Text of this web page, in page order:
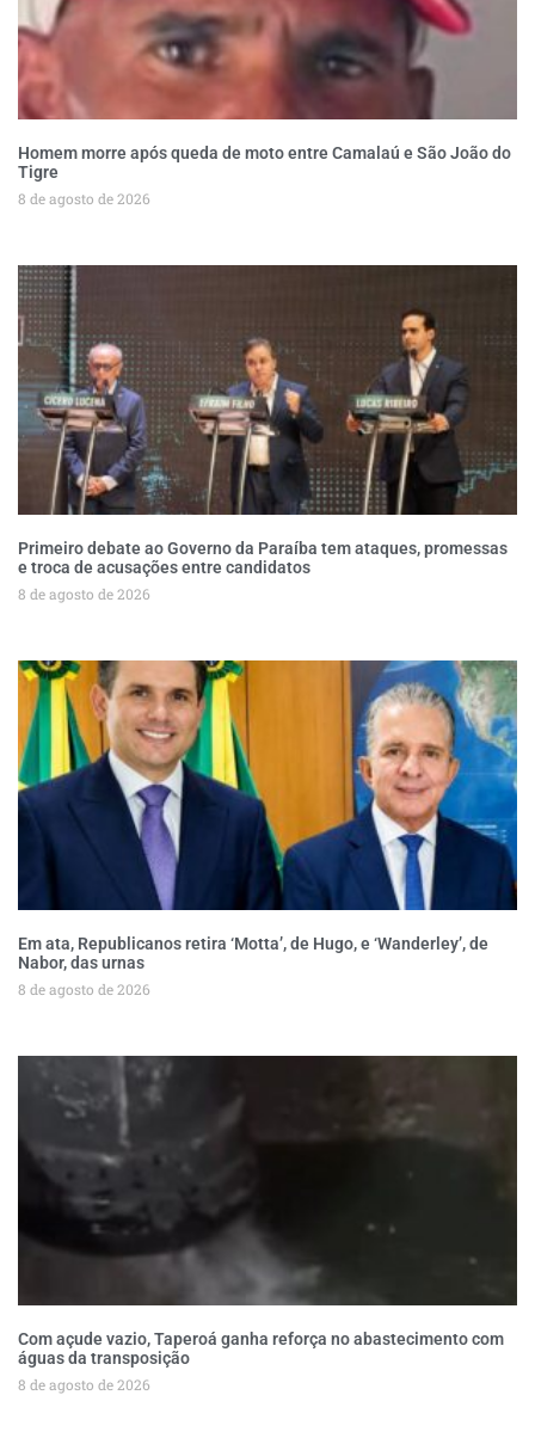
Homem morre após queda de moto entre Camalaú e São João do
Tigre
8 de agosto de 2026
Primeiro debate ao Governo da Paraíba tem ataques, promessas
e troca de acusações entre candidatos
8 de agosto de 2026
Em ata, Republicanos retira ‘Motta’, de Hugo, e ‘Wanderley’, de
Nabor, das urnas
8 de agosto de 2026
Com açude vazio, Taperoá ganha reforça no abastecimento com
águas da transposição
8 de agosto de 2026